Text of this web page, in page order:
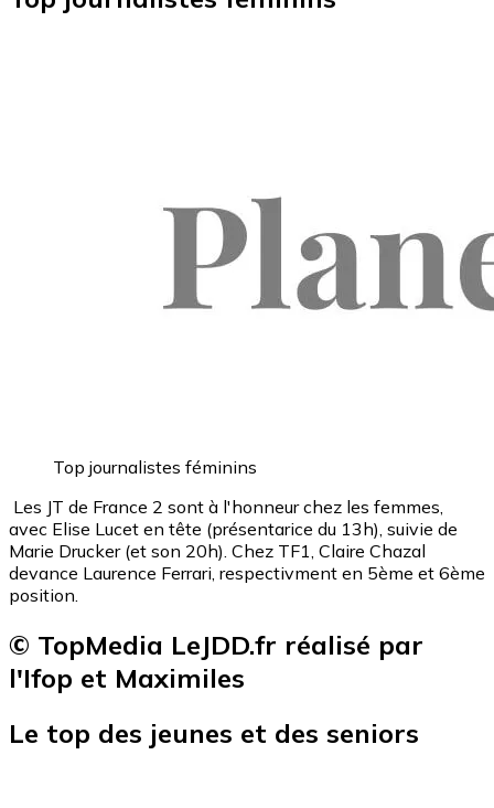
Top journalistes féminins
Les JT de France 2 sont à l'honneur chez les femmes,
avec Elise Lucet en tête (présentarice du 13h), suivie de
Marie Drucker (et son 20h). Chez TF1, Claire Chazal
devance Laurence Ferrari, respectivment en 5ème et 6ème
position.
© TopMedia LeJDD.fr réalisé par
l'Ifop et Maximiles
Le top des jeunes et des seniors